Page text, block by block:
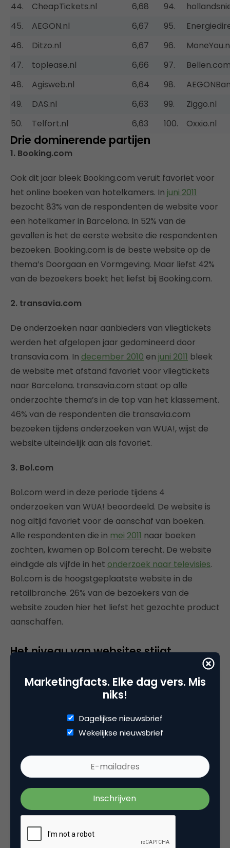
44. CheapTickets.nl 6,68 94.
45.
AEGON.nl 6,67 95.
46.
Ditzo.nl 6,67 96.
47.
toplease.nl 6,66 97.
48.
Agisweb.nl 6,64 98.
49.
DAS.nl 6,63 99.
Ziggo.nl
50.
Telfort.nl 6,63 100. Oxxio.nl
Drie dominerende partijen
1. Booking.com
Ook dit jaar bleek Booking.com veruit favoriet voor
het online boeken van hotelkamers. In juni 2011
bezocht 83% van de respondenten de website voor
een hotelkamer in Barcelona. In 52% van de
gevallen is het de eerste website die respondenten
bezoeken. Booking.com is de beste website op de
thema’s Doorgaan en Vormgeving. Maar liefst 42%
van de bezoekers boekt het liefst bij Booking.com.
2. transavia.com
De onderzoeken naar aanbieders van vliegtickets
werden het afgelopen jaar gedomineerd door
transavia.com. In december 2010 en juni 2011 bleek
de website met afstand favoriet voor vliegtickets
naar Barcelona. transavia.com staat op alle
onderzochte thema’s in de top van het klassement.
46% van de respondenten die transavia.com
bezoeken tijdens onderzoeken van WUA!, wijst de
website uiteindelijk aan als favoriet.
3. Bol.com
Bol.com werd in deze periode tijdens 4
onderzoeken van WUA! beoordeeld. De website is
nog altijd favoriet voor de aanschaf van boeken.
Alle respondenten die in mei 2011 naar boeken
zochten, kwamen op Bol.com terecht. De website
eindigde als vijfde in het onderzoek naar televisies.
Bol.com is de hoogstgeplaatste website in de
retailbranche. 26% van de bezoekers van de
website zouden hier het liefst het gezochte product
aanschaffen.
Het niveau van websites stijgt
Op alle thema’s liggen de gemiddelde scores hoger
dan in 2010. Uit onderstaande tabel blijkt wel dat
aan het stijgen is. Websites sluiten beter aan op de
wensen van de oriënterende consument dan een
van de lijst is nog steeds erg groot. Er is nog altijd
een kleine groep organisaties die de online
concurrentie het nakijken geeft en er met de
meeste klanten vandoor gaat.
Marketingfacts. Elke dag vers. Mis
niks!
Dagelijkse nieuwsbrief
Wekelijkse nieuwsbrief